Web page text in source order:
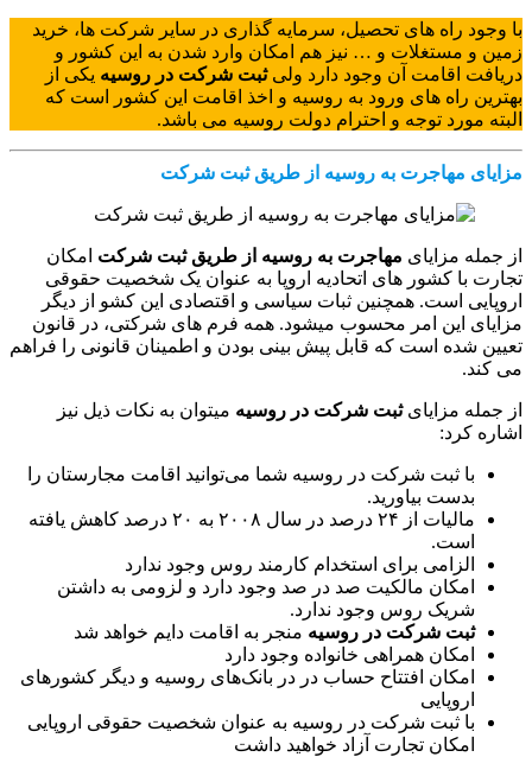
با وجود راه های تحصیل، سرمایه گذاری در سایر شرکت ها، خرید
زمین و مستغلات و … نیز هم امکان وارد شدن به این کشور و
دریافت اقامت آن وجود دارد ولیثبت شرکت در روسیه یکی از
بهترین راه های ورود به روسیه و اخذ اقامت این کشور است که
البته مورد توجه و احترام دولت روسیه می باشد.
مزایای مهاجرت به روسیه از طریق ثبت شرکت
از جمله مزایای مهاجرت به روسیه از طریق ثبت شرکت امکان
تجارت با کشور های اتحادیه اروپا به عنوان یک شخصیت حقوقی
اروپایی است. همچنین ثبات سیاسی و اقتصادی این کشو از دیگر
مزایای این امر محسوب میشود. همه فرم های شرکتی، در قانون
تعیین شده است که قابل پیش بینی بودن و اطمینان قانونی را فراهم
می کند.
از جمله مزایایثبت شرکت در روسیه میتوان به نکات ذیل نیز
اشاره کرد:
با ثبت شرکت در روسیه شما می‌توانید اقامت مجارستان را
بدست بیاورید.
مالیات از ۲۴ درصد در سال ۲۰۰۸ به ۲۰ درصد کاهش یافته
است.
الزامی برای استخدام کارمند روس وجود ندارد
امکان مالکیت صد در صد وجود دارد و لزومی به داشتن
شریک روس وجود ندارد.
ثبت شرکت در روسیه منجر به اقامت دایم خواهد شد
امکان همراهی خانواده وجود دارد
امکان افتتاح حساب در در بانک‌های روسیه و دیگر کشورهای
اروپایی
با ثبت شرکت در روسیه به عنوان شخصیت حقوقی اروپایی
امکان تجارت آزاد خواهید داشت